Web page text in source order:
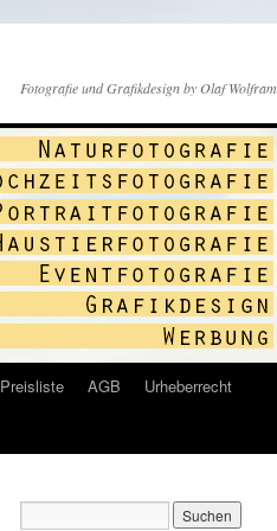
Fotografie und Grafikdesign by Olaf Wolfram
Preisliste AGB
Urheberrecht